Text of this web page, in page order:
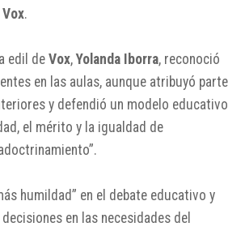
Vox.
edil de Vox,Yolanda Iborra, reconoció
en las aulas, aunque atribuyó parte
y defendió un modelo educativo
el mérito y la igualdad de
humildad” en el debate educativo y
en las necesidades del